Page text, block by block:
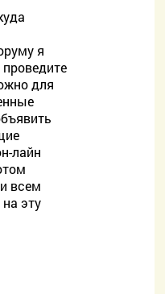
я
для
лайн
всем
эту